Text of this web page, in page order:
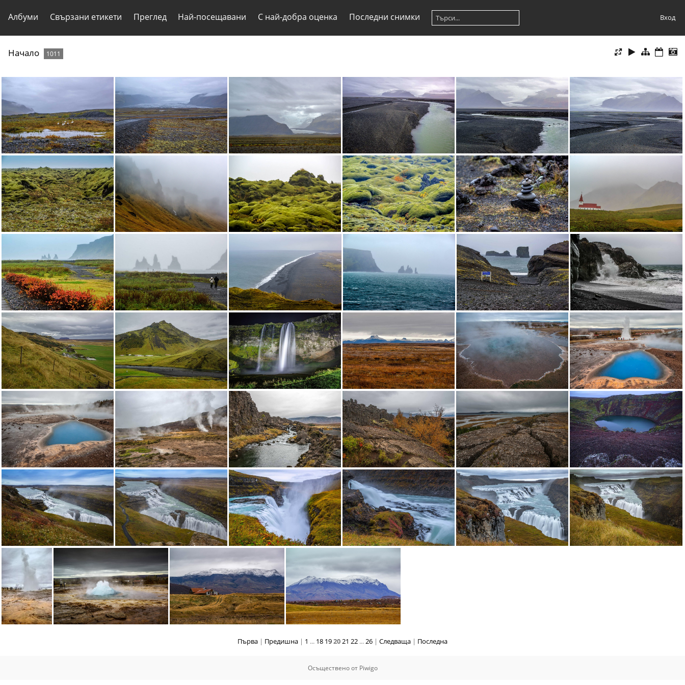
Албуми Свързани етикети Преглед Най-посещавани С най-добра оценка Последни снимки Вход
Начало 1011
Лебеди Ледена река Ледена река Река в черната пустиня Черната пустиня
Страната на елфите Скали в мъглата Страната на елфите Земята на елфите Пирамида за спомен Църквата в град Вик
Скали в океана Скали в океана Черния плаж Скали в океана Скали в океана Океански вълни
Към върха на водопада Река Скога Водопада Seljalandsfoss-Исландия Исландско поле Гейзера Исландия Синьото око на гейзера
Синьото око на гейзера Гейзерите Национален парк Тингвелир Застинала лава Разлома Кратера на вулкана Kerid
Водопада Gullfoss Водопада Gullfoss Водопада Gullfoss Водопада Gullfoss
Исландско село
Първа | Предишна | 1 ... 18 192021 22 ...26 | Следваща | Последна
Осъществено от Piwigo